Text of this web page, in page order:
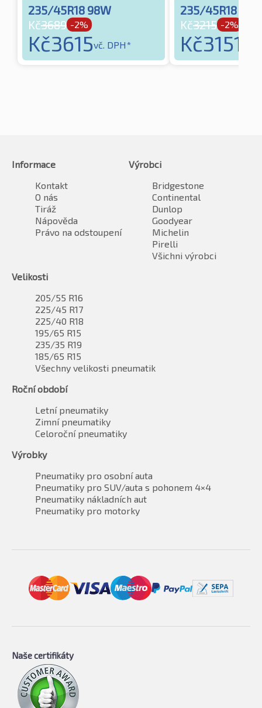
235/45R18 98W
Kč3689 -2%
Kč3615vč. DPH*
235/45R18 94V
Kč3215 -2%
Kč3151
Informace
Kontakt
O nás
Tiráž
Nápověda
Právo na odstoupení
Výrobci
Bridgestone
Continental
Dunlop
Goodyear
Michelin
Pirelli
Všichni výrobci
Velikosti
205/55 R16
225/45 R17
225/40 R18
195/65 R15
235/35 R19
185/65 R15
Všechny velikosti pneumatik
Roční období
Letní pneumatiky
Zimní pneumatiky
Celoroční pneumatiky
Výrobky
Pneumatiky pro osobní auta
Pneumatiky pro SUV/auta s pohonem 4×4
Pneumatiky nákladních aut
Pneumatiky pro motorky
Naše certifikáty